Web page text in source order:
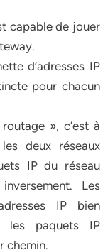
capable de jouer
d’adresses IP
pour chacun
», c’est à
deux réseaux
IP du réseau
Les
IP bien
les paquets IP
chemin.